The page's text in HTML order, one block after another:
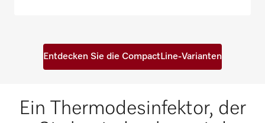
Entdecken Sie die CompactLine-Varianten
Ein Thermodesinfektor, der